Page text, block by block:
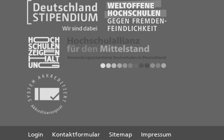
Login Kontaktformular Sitemap Impressum